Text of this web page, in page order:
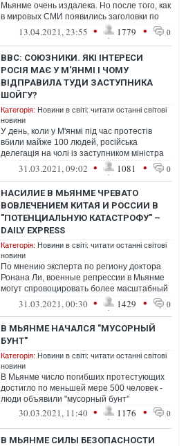
Мьянме очень издалека. Но после того, как
в мировых СМИ появились заголовки по
типу тех, что "Мьянма может стать ново...
13.04.2021, 23:55 • 1779 • 0
ВВС: СОЮЗНИКИ. ЯКІ ІНТЕРЕСИ
РОСІЯ МАЄ У М'ЯНМІ І ЧОМУ
ВІДПРАВИЛА ТУДИ ЗАСТУПНИКА
ШОЙГУ?
Категорія: Новини в світі: читати останні світові
новини
У день, коли у М'янмі під час протестів
вбили майже 100 людей, російська
делегація на чолі із заступником міністра
оборони брала участь в урочистостях...
31.03.2021, 09:02 • 1081 • 0
НАСИЛИЕ В МЬЯНМЕ ЧРЕВАТО
ВОВЛЕЧЕНИЕМ КИТАЯ И РОССИИ В
"ПОТЕНЦИАЛЬНУЮ КАТАСТРОФУ" –
DAILY EXPRESS
Категорія: Новини в світі: читати останні світові
новини
По мнению эксперта по региону доктора
Ронана Ли, военные репрессии в Мьянме
могут спровоцировать более масштабный
конфликт с участием Индии, Китая и Р...
31.03.2021, 00:30 • 1429 • 0
В МЬЯНМЕ НАЧАЛСЯ "МУСОРНЫЙ
БУНТ"
Категорія: Новини в світі: читати останні світові
новини
В Мьянме число погибших протестующих
достигло по меньшей мере 500 человек -
люди объявили "мусорный бунт"
30.03.2021, 11:40 • 1176 • 0
В МЬЯНМЕ СИЛЫ БЕЗОПАСНОСТИ